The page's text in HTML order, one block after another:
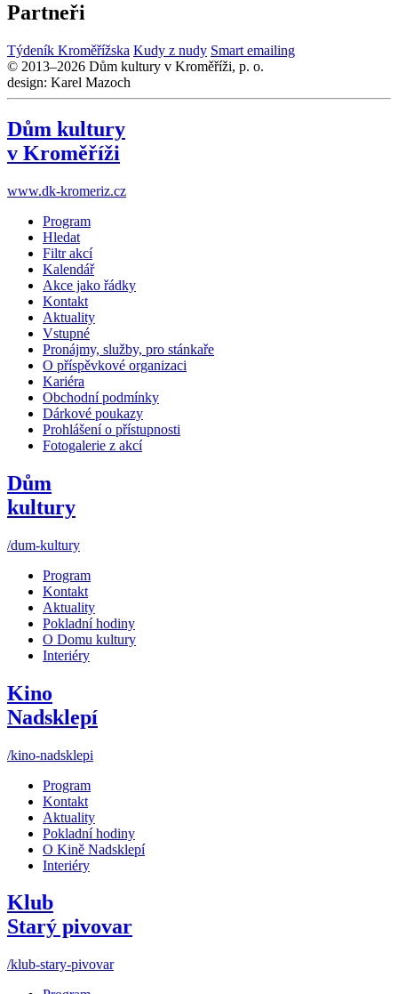
Partneři
Týdeník Kroměřížska Kudy z nudy Smart emailing
© 2013–2026 Dům kultury v Kroměříži, p. o.
design: Karel Mazoch
Dům kultury
v Kroměříži
www.dk-kromeriz.cz
Program
Hledat
Filtr akcí
Kalendář
Akce jako řádky
Kontakt
Aktuality
Vstupné
Pronájmy, služby, pro stánkaře
O příspěvkové organizaci
Kariéra
Obchodní podmínky
Dárkové poukazy
Prohlášení o přístupnosti
Fotogalerie z akcí
Dům
kultury
/dum-kultury
Program
Kontakt
Aktuality
Pokladní hodiny
O Domu kultury
Interiéry
Kino
Nadsklepí
/kino-nadsklepi
Program
Kontakt
Aktuality
Pokladní hodiny
O Kině Nadsklepí
Interiéry
Klub
Starý pivovar
/klub-stary-pivovar